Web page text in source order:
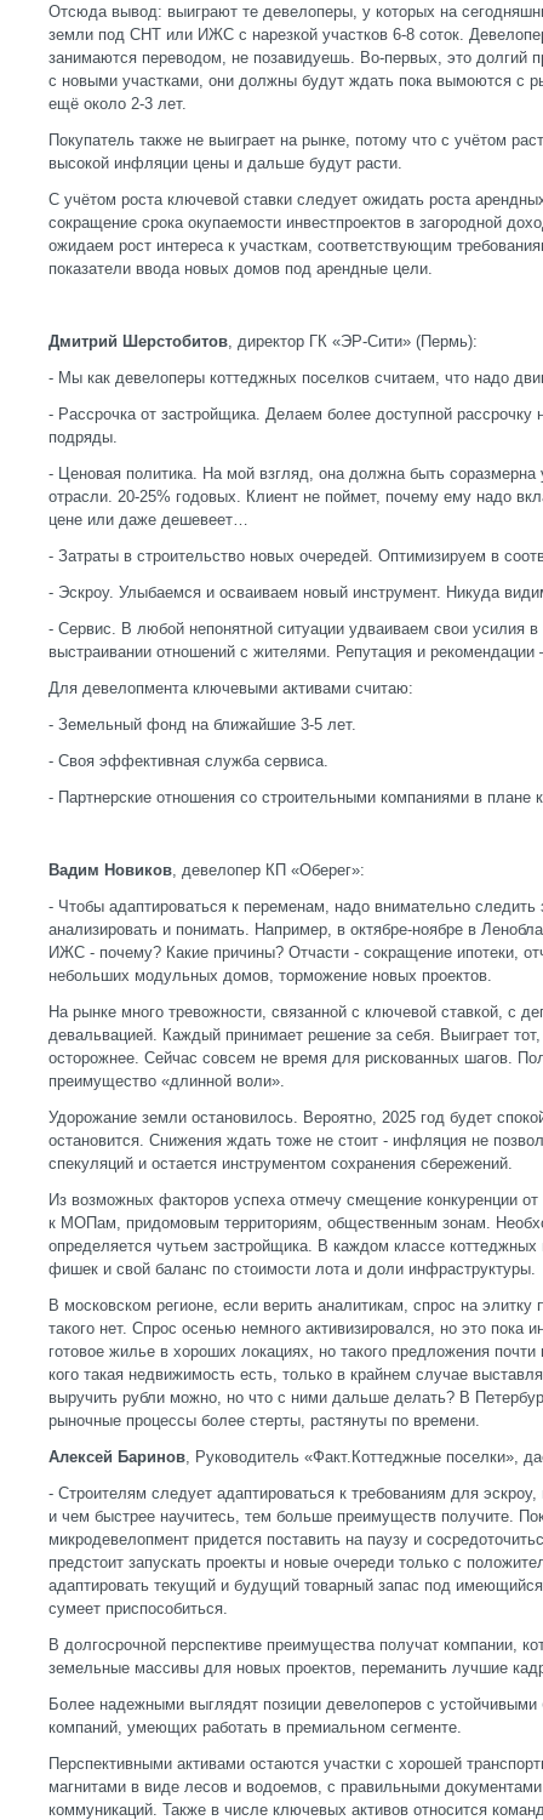
Отсюда вывод: выиграют те девелоперы, у которых на
земли под СНТ или ИЖС с нарезкой участков 6-8 соток.
занимаются переводом, не позавидуешь. Во-первых, это долгий
с новыми участками, они должны будут ждать пока вымоются с
ещё около 2-3 лет.
Покупатель также не выиграет на рынке, потому что с учётом
высокой инфляции цены и дальше будут расти.
С учётом роста ключевой ставки следует ожидать роста
сокращение срока окупаемости инвестпроектов в загородной
ожидаем рост интереса к участкам, соответствующим
показатели ввода новых домов под арендные цели.
Дмитрий Шерстобитов, директор ГК «ЭР-Сити» (Пермь):
- Мы как девелоперы коттеджных поселков считаем, что надо
- Рассрочка от застройщика. Делаем более доступной рассрочку
подряды.
- Ценовая политика. На мой взгляд, она должна быть
отрасли. 20-25% годовых. Клиент не поймет, почему ему надо
цене или даже дешевеет…
- Затраты в строительство новых очередей. Оптимизируем в
- Эскроу. Улыбаемся и осваиваем новый инструмент. Никуда
- Сервис. В любой непонятной ситуации удваиваем свои усилия
выстраивании отношений с жителями. Репутация и рекомендации
Для девелопмента ключевыми активами считаю:
- Земельный фонд на ближайшие 3-5 лет.
- Своя эффективная служба сервиса.
- Партнерские отношения со строительными компаниями в плане
Вадим Новиков, девелопер КП «Оберег»:
- Чтобы адаптироваться к переменам, надо внимательно
анализировать и понимать. Например, в октябре-ноябре в
ИЖС - почему? Какие причины? Отчасти - сокращение ипотеки,
небольших модульных домов, торможение новых проектов.
На рынке много тревожности, связанной с ключевой ставкой, с
девальвацией. Каждый принимает решение за себя. Выиграет
осторожнее. Сейчас совсем не время для рискованных шагов.
преимущество «длинной воли».
Удорожание земли остановилось. Вероятно, 2025 год будет
остановится. Снижения ждать тоже не стоит - инфляция не
спекуляций и остается инструментом сохранения сбережений.
Из возможных факторов успеха отмечу смещение конкуренции
к МОПам, придомовым территориям, общественным зонам.
определяется чутьем застройщика. В каждом классе коттеджных
фишек и свой баланс по стоимости лота и доли инфраструктуры.
В московском регионе, если верить аналитикам, спрос на
такого нет. Спрос осенью немного активизировался, но это пока
готовое жилье в хороших локациях, но такого предложения
кого такая недвижимость есть, только в крайнем случае
выручить рубли можно, но что с ними дальше делать? В
рыночные процессы более стерты, растянуты по времени.
Алексей Баринов, Руководитель «Факт.Коттеджные поселки»,
- Строителям следует адаптироваться к требованиям для
и чем быстрее научитесь, тем больше преимуществ получите.
микродевелопмент придется поставить на паузу и
предстоит запускать проекты и новые очереди только с
адаптировать текущий и будущий товарный запас под
сумеет приспособиться.
В долгосрочной перспективе преимущества получат компании,
земельные массивы для новых проектов, переманить лучшие
Более надежными выглядят позиции девелоперов с
компаний, умеющих работать в премиальном сегменте.
Перспективными активами остаются участки с хорошей
магнитами в виде лесов и водоемов, с правильными
коммуникаций. Также в числе ключевых активов относится